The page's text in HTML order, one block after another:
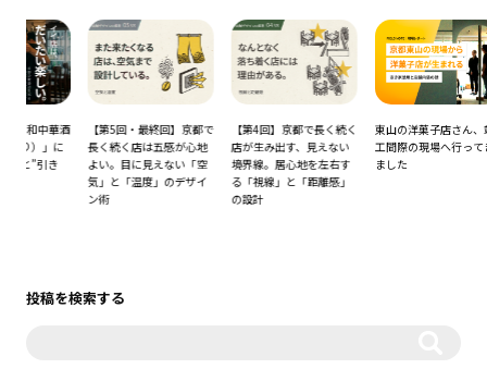
【第5回・最終回】京都で
長く続く店は五感が心地
よい。目に見えない「空
気」と「温度」のデザイ
【第4回】京都で長く続く
店が生み出す、見えない
境界線。居心地を左右す
る「視線」と「距離感」
東山の洋菓子店さん、竣
工間際の現場へ行ってき
ました
コト
席を
投稿を検索する